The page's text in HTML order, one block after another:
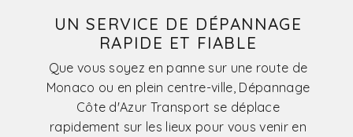
UN SERVICE DE DÉPANNAGE
RAPIDE ET FIABLE
Que vous soyez en panne sur une route de
Monaco ou en plein centre-ville, Dépannage
Côte d'Azur Transport se déplace
rapidement sur les lieux pour vous venir en